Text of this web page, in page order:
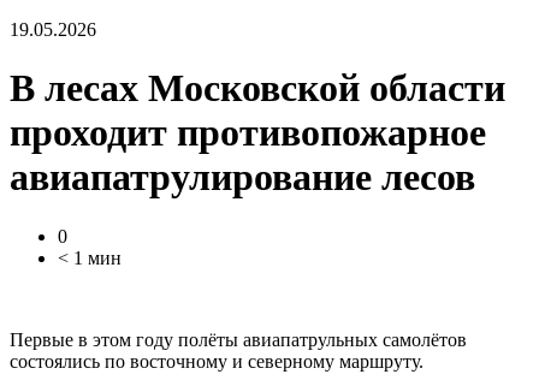
19.05.2026
В лесах Московской области
проходит противопожарное
авиапатрулирование лесов
0
< 1 мин
Первые в этом году полёты авиапатрульных самолётов
состоялись по восточному и северному маршруту.